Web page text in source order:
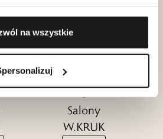
na wszystkie
Katalogi
W.KRUK
Salony
W.KRUK